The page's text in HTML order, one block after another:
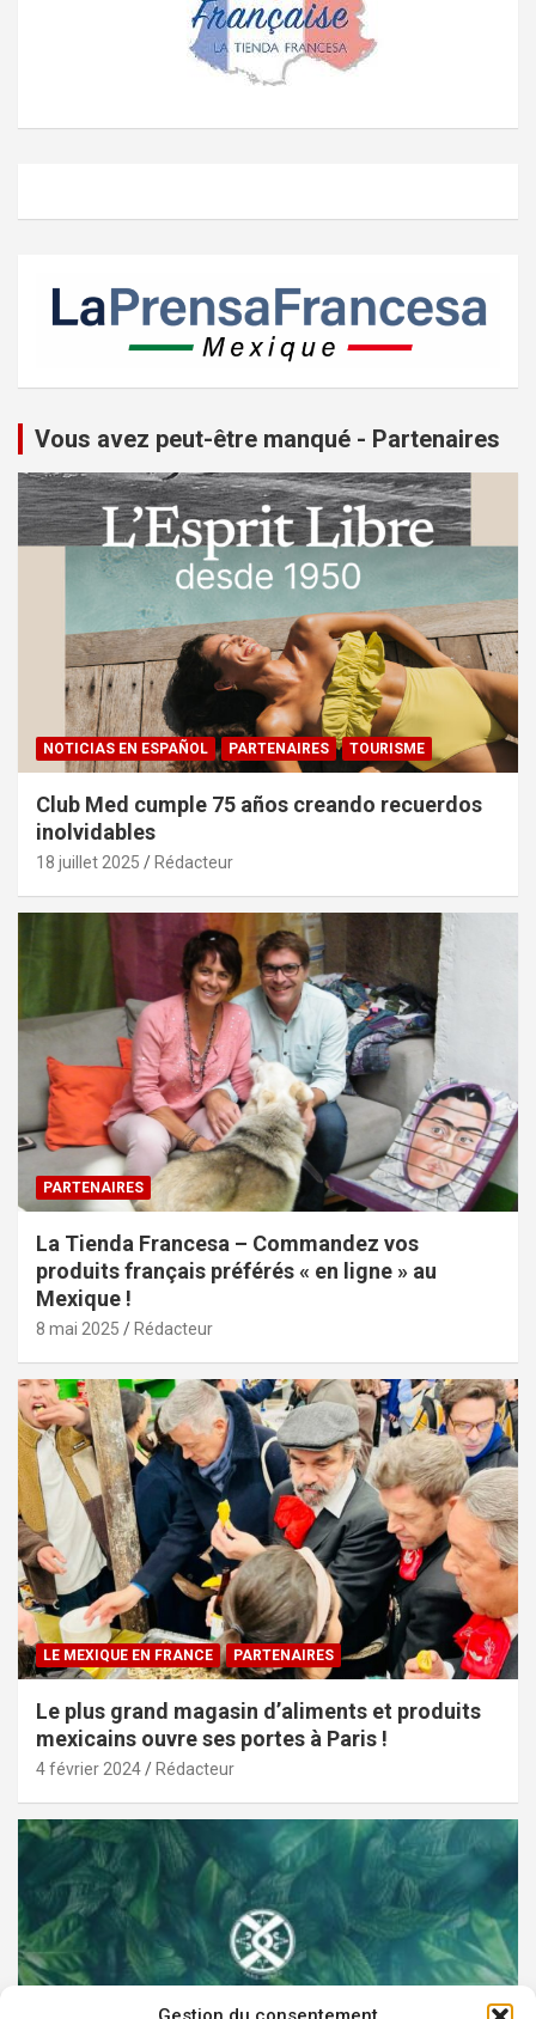
Vous avez peut-être manqué - Partenaires
NOTICIAS EN ESPAÑOL PARTENAIRES TOURISME
Club Med cumple 75 años creando recuerdos
inolvidables
18 juillet 2025 Rédacteur
PARTENAIRES
La Tienda Francesa – Commandez vos
produits français préférés « en ligne » au
Mexique !
8 mai 2025 Rédacteur
LE MEXIQUE EN FRANCE PARTENAIRES
Le plus grand magasin d’aliments et produits
mexicains ouvre ses portes à Paris !
4 février 2024 Rédacteur